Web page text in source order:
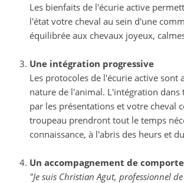
Les bienfaits de l'écurie active
l'état votre cheval au sein d'une
équilibrée aux chevaux joyeux,
Une intégration progressive
Les protocoles de l'écurie active sont
nature de l'animal. L'intégration dans
par les présentations et votre cheval
troupeau prendront tout le temps
connaissance, à l'abris des heurs et
Un accompagnement de
"Je suis Christian Agut, professionnel